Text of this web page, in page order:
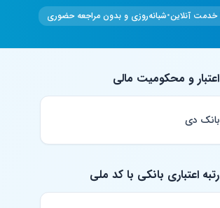
•شبانه‌روزی و بدون مراجعه حضوری
و محکومیت مالی
بانک دی
اعتباری بانکی با کد ملی